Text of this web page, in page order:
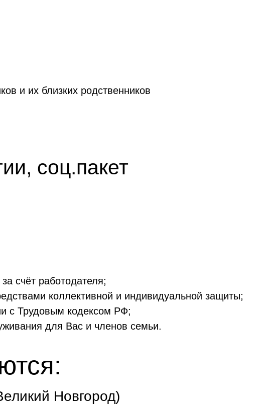
и их близких родственников
соц.пакет
счёт работодателя;
коллективной и индивидуальной защиты;
с Трудовым кодексом РФ;
для Вас и членов семьи.
Новгород)